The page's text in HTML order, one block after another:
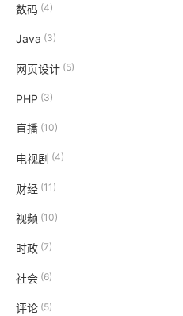
数码 (4)
Java (3)
网页设计 (5)
PHP (3)
直播 (10)
电视剧 (4)
财经 (11)
视频 (10)
时政 (7)
社会 (6)
评论 (5)